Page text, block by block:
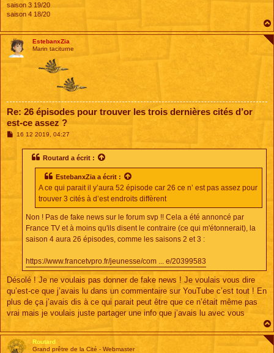
saison 3 19/20
saison 4 18/20
EstebanxZia
Marin taciturne
Re: 26 épisodes pour trouver les trois dernières cités d’or
est-ce assez ?
M
16 12 2019, 04:27
Routard a écrit :
EstebanxZia a écrit :
A ce qui parait il y’aura 52 épisode car 26 ce n’ est pas assez pour
trouver 3 cités à d’est endroits diffèrent
Non ! Pas de fake news sur le forum svp !! Cela a été annoncé par
France TV et à moins qu'ils disent le contraire (ce qui m'étonnerait), la
saison 4 aura 26 épisodes, comme les saisons 2 et 3 :
https://www.francetvpro.fr/jeunesse/com ... e/20399583
Désolé ! Je ne voulais pas donner de fake news ! Je voulais vous dire
qu’est-ce que j’avais lu dans un commentaire sur YouTube c’est tout ! En
plus de ça j’avais dis à ce qui parait peut être que ce n’était même pas
vrai mais je voulais juste partager une info que j’avais lu avec vous
Routard
Grand prêtre de la Cité - Webmaster